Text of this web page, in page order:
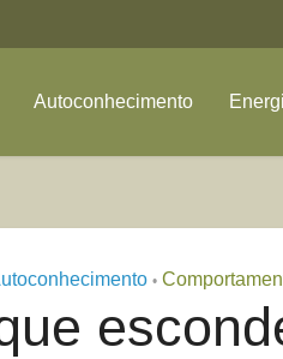
Autoconhecimento
•